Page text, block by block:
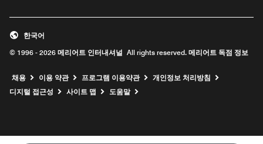
© 1996 - 2026 메리어트 인터내셔널 All rights reserved. 메리어트 독점 정보
한국어
채용 이용 약관 프로그램 이용약관
개인정보 처리방침
디지털 접근성
사이트 맵 도움말